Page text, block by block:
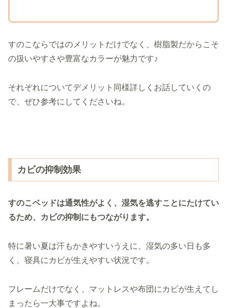
すのこならではのメリットだけでなく、樹脂製だからこそ
の扱いやすさや豊富なカラーが魅力です♪
それぞれについてデメリット同様詳しくお話していくの
で、ぜひ参考にしてくださいね。
カビの抑制効果
すのこベッドは通気性がよく、湿気を逃すことにたけてい
るため、カビの抑制にもつながります。
特に暑い夏は汗もかきやすいうえに、湿気の多い日も多
く、寝具にカビが生えやすい状況です。
フレームだけでなく、マットレスや布団にカビが生えてし
まったら一大事ですよね。